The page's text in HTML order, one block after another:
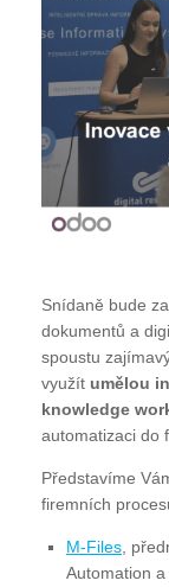
Snídaně bude
dokumentů a
spoustu
využít umělou
knowledge
automatizaci do
Představíme
firemních
M-Files ,
Automation